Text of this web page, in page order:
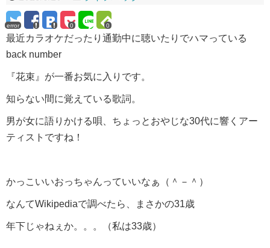
error 0 0
最近カラオケだったり通勤中に聴いたりでハマっている
back number
『花束』が一番お気に入りです。
知らない間に覚えている歌詞。
男が女に語りかける唄、ちょっとおやじな30代に響くアー
ティストですね！
かっこいいおっちゃんっていいなぁ（＾－＾）
なんてWikipediaで調べたら、まさかの31歳
年下じゃねぇか。。。（私は33歳）